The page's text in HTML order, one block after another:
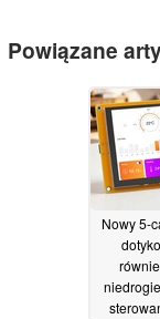
Powiązane
Nowy 5-